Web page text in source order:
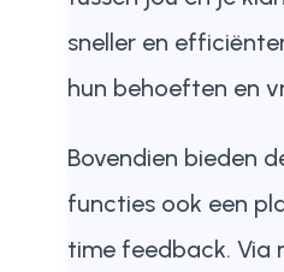
sneller en
hun behoeften en
Bovendien bieden
functies ook een
time feedback. Via